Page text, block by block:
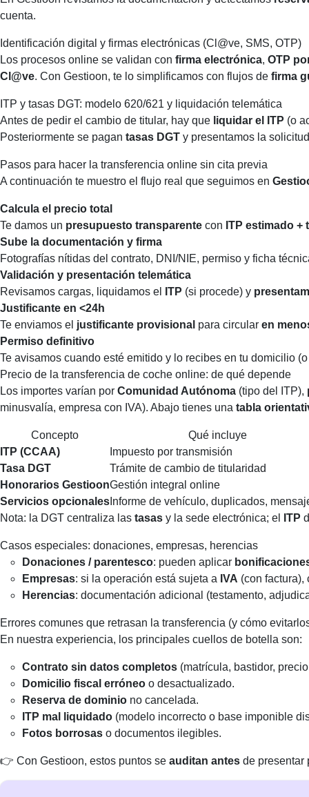
cuenta.
Identificación digital y firmas electrónicas (Cl@ve, SMS, OTP)
Los procesos online se validan con firma electrónica, OTP
Cl@ve. Con Gestioon, te lo simplificamos con flujos de firma
ITP y tasas DGT: modelo 620/621 y liquidación telemática
Antes de pedir el cambio de titular, hay que liquidar el ITP (o
Posteriormente se pagan tasas DGT y presentamos la
Pasos para hacer la transferencia online sin cita previa
A continuación te muestro el flujo real que seguimos en
Calcula el precio total
Te damos un presupuesto transparente con ITP estimado +
Sube la documentación y firma
Fotografías nítidas del contrato, DNI/NIE, permiso y ficha
Validación y presentación telemática
Revisamos cargas, liquidamos el
ITP (si procede) y
Justificante en <24h
Te enviamos el justificante provisional para circular en
Permiso definitivo
Te avisamos cuando esté emitido y lo recibes en tu domicilio
Precio de la transferencia de coche online: de qué depende
Los importes varían por Comunidad Autónoma (tipo del ITP),
minusvalía, empresa con IVA). Abajo tienes una tabla
Concepto
Qué incluye
ITP (CCAA)
Impuesto por transmisión
Tasa DGT
Trámite de cambio de titularidad
Honorarios GestioonGestión integral online
Servicios opcionales Informe de vehículo, duplicados,
Nota: la DGT centraliza las tasas y la sede electrónica; el ITP
Casos especiales: donaciones, empresas, herencias
Donaciones / parentesco: pueden aplicar
Empresas: si la operación está sujeta a IVA (con factura),
Herencias: documentación adicional (testamento,
Errores comunes que retrasan la transferencia (y cómo
En nuestra experiencia, los principales cuellos de botella son:
Contrato sin datos completos (matrícula, bastidor,
Domicilio fiscal erróneo o desactualizado.
Reserva de dominio no cancelada.
ITP mal liquidado (modelo incorrecto o base imponible
Fotos borrosas o documentos ilegibles.
👉 Con Gestioon, estos puntos se auditan antes de presentar